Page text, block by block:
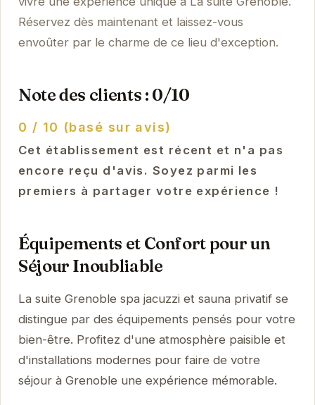
Réservez dès maintenant et laissez-vous
envoûter par le charme de ce lieu d'exception.
Note des clients : 0/10
0 / 10 (basé sur avis)
Cet établissement est récent et n'a pas
encore reçu d'avis. Soyez parmi les
premiers à partager votre expérience !
Équipements et Confort pour un
Séjour Inoubliable
La suite Grenoble spa jacuzzi et sauna privatif se
distingue par des équipements pensés pour votre
bien-être. Profitez d'une atmosphère paisible et
d'installations modernes pour faire de votre
séjour à Grenoble une expérience mémorable.